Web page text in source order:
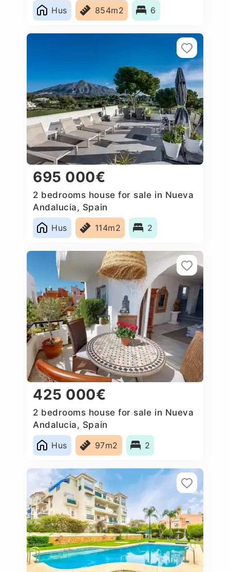
Hus
854m2 6
695 000€
2 bedrooms house for sale in Nueva
Andalucia, Spain
Hus
114m2 2
425 000€
2 bedrooms house for sale in Nueva
Andalucia, Spain
Hus
97m2 2